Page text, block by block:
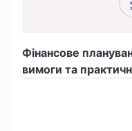
Фінансове
вимоги та